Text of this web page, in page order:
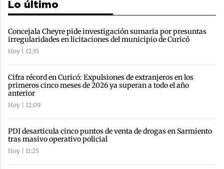
Lo último
Concejala Cheyre pide investigación sumaria por presuntas
irregularidades en licitaciones del municipio de Curicó
Hoy | 12:35
Cifra récord en Curicó: Expulsiones de extranjeros en los
primeros cinco meses de 2026 ya superan a todo el año
anterior
Hoy | 12:09
PDI desarticula cinco puntos de venta de drogas en Sarmiento
tras masivo operativo policial
Hoy | 11:25